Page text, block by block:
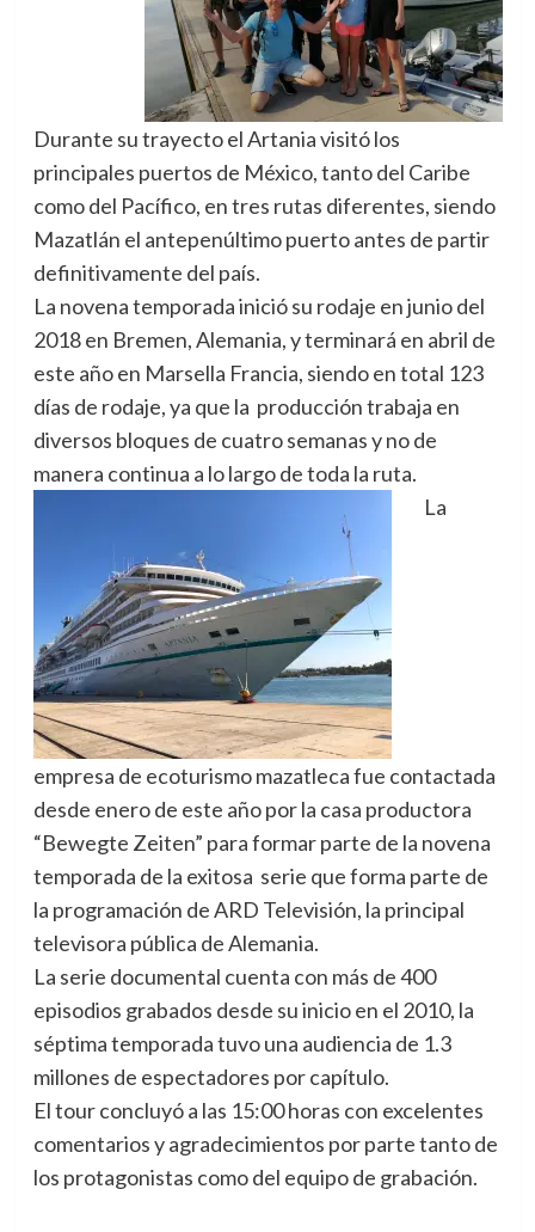
Durante su trayecto el Artania visitó los
principales puertos de México, tanto del Caribe
como del Pacífico, en tres rutas diferentes, siendo
Mazatlán el antepenúltimo puerto antes de partir
definitivamente del país.
La novena temporada inició su rodaje en junio del
2018 en Bremen, Alemania, y terminará en abril de
este año en Marsella Francia, siendo en total 123
días de rodaje, ya que la producción trabaja en
diversos bloques de cuatro semanas y no de
manera continua a lo largo de toda la ruta.
La
empresa de ecoturismo mazatleca fue contactada
desde enero de este año por la casa productora
“Bewegte Zeiten” para formar parte de la novena
temporada de la exitosa serie que forma parte de
la programación de ARD Televisión, la principal
televisora pública de Alemania.
La serie documental cuenta con más de 400
episodios grabados desde su inicio en el 2010, la
séptima temporada tuvo una audiencia de 1.3
millones de espectadores por capítulo.
El tour concluyó a las 15:00 horas con excelentes
comentarios y agradecimientos por parte tanto de
los protagonistas como del equipo de grabación.